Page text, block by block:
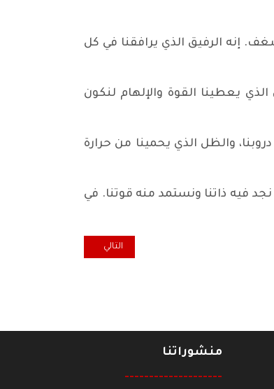
إنه الرفيق الذي يرافقنا في كل
يعطينا القوة والإلهام لنكون
والظل الذي يحمينا من حرارة
فيه ذاتنا ونستمد منه قوتنا. في
المقال التالي: عودة حزب اليسار
التالي
منشوراتنا
--------------------